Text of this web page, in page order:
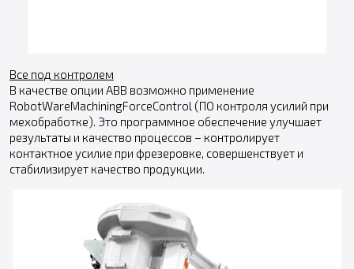
Все под контролем
В качестве опции АВВ возможно применение
RobotWareMachiningForceControl (ПО контроля усилий при
мехобработке). Это программное обеспечение улучшает
результаты и качество процессов – контролирует
контактное усилие при фрезеровке, совершенствует и
стабилизирует качество продукции.